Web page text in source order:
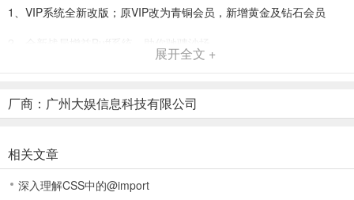
1、VIP系统全新改版；原VIP改为青铜会员，新增黄金及钻石会员
4、新增断点重玩功能，重玩还闪退可上传记录
6、修复爱拍录像插件不能关闭bug
7、修复游戏结算神评价不获得图鉴箱子bug
展开全文 +
厂商：广州大娱信息科技有限公司
相关文章
深入理解CSS中的@import